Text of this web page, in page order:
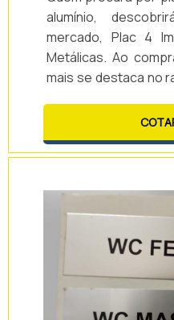
alumínio,
mercado, Plac 4
Metálicas. Ao
mais se destaca no
garantia de adquirir
qualquer
SOBRE PLACAS
personalizadas de
comprometida co...